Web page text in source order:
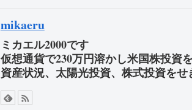
mikaeru
ミカエル2000です
仮想通貨で230万円溶かし米国株投資
資産状況、太陽光投資、株式投資を